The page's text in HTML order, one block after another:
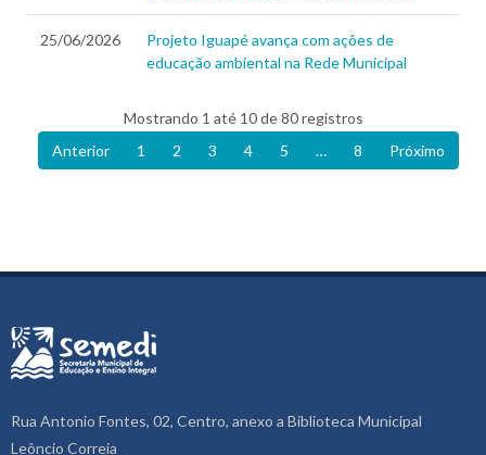
25/06/2026
Projeto Iguapé avança com ações de
educação ambiental na Rede Municipal
Mostrando 1 até 10 de 80 registros
Anterior
1 2 3 4 5 … 8 Próximo
Rua Antonio Fontes, 02, Centro, anexo a Biblioteca Municipal
Leôncio Correia